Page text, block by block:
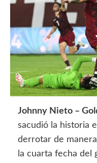
Johnny Nieto –
sacudió la historia
derrotar de
la cuarta fecha del